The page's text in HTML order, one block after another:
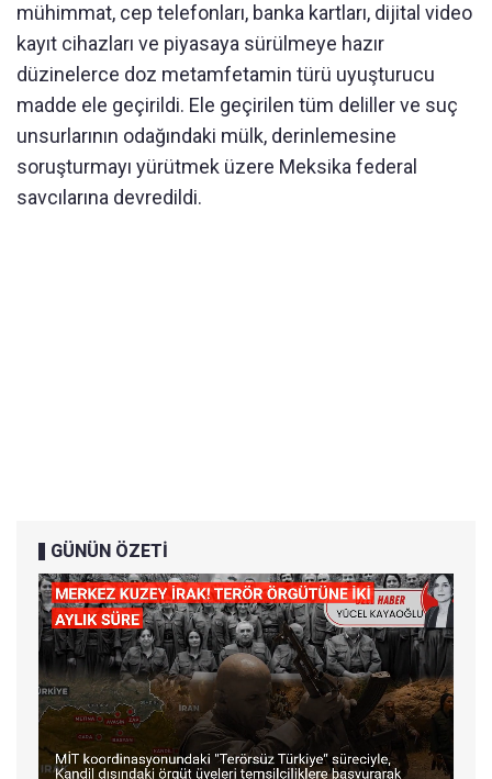
mühimmat, cep telefonları, banka kartları, dijital video
kayıt cihazları ve piyasaya sürülmeye hazır
düzinelerce doz metamfetamin türü uyuşturucu
madde ele geçirildi. Ele geçirilen tüm deliller ve suç
unsurlarının odağındaki mülk, derinlemesine
soruşturmayı yürütmek üzere Meksika federal
savcılarına devredildi.
GÜNÜN ÖZETİ